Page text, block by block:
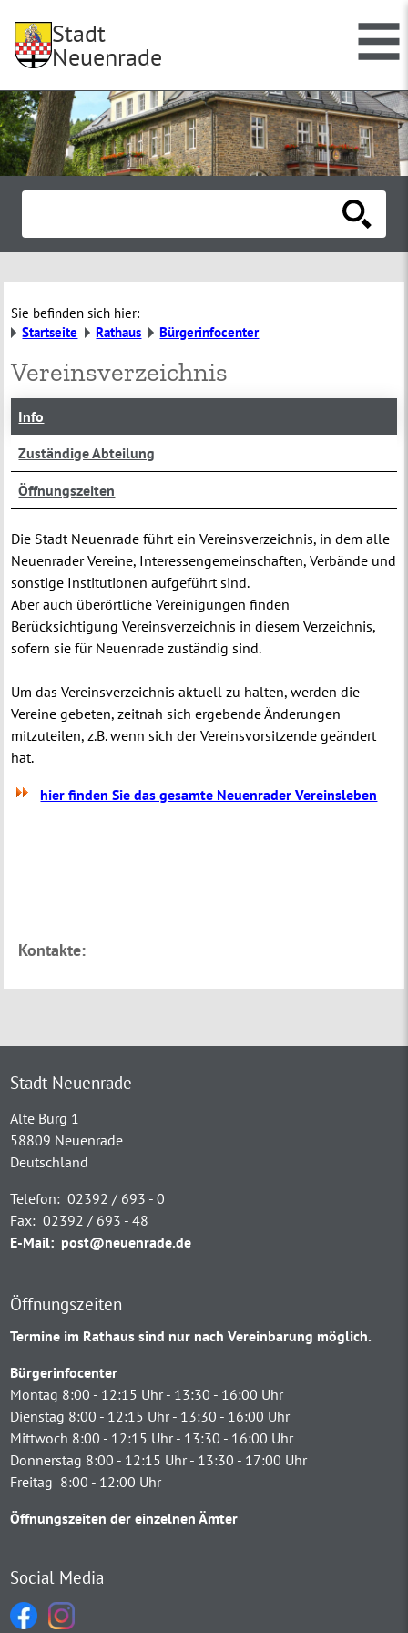
Stadt
Neuenrade
Sie befinden sich hier:
Startseite
Rathaus Bürgerinfocenter
Vereinsverzeichnis
Info
Zuständige Abteilung
Öffnungszeiten
Die Stadt Neuenrade führt ein Vereinsverzeichnis, in dem alle
Neuenrader Vereine, Interessengemeinschaften, Verbände und
sonstige Institutionen aufgeführt sind.
Aber auch überörtliche Vereinigungen finden
Berücksichtigung Vereinsverzeichnis in diesem Verzeichnis,
sofern sie für Neuenrade zuständig sind.
Um das Vereinsverzeichnis aktuell zu halten, werden die
Vereine gebeten, zeitnah sich ergebende Änderungen
mitzuteilen, z.B. wenn sich der Vereinsvorsitzende geändert
hat.
hier finden Sie das gesamte Neuenrader Vereinsleben
Kontakte:
Stadt Neuenrade
Alte Burg 1
58809 Neuenrade
Deutschland
Telefon: 02392 / 693 - 0
Fax: 02392 / 693 - 48
E-Mail: post@neuenrade.de
Öffnungszeiten
Termine im Rathaus sind nur nach Vereinbarung möglich.
Bürgerinfocenter
Montag 8:00 - 12:15 Uhr - 13:30 - 16:00 Uhr
Dienstag 8:00 - 12:15 Uhr - 13:30 - 16:00 Uhr
Mittwoch 8:00 - 12:15 Uhr - 13:30 - 16:00 Uhr
Donnerstag 8:00 - 12:15 Uhr - 13:30 - 17:00 Uhr
Freitag 8:00 - 12:00 Uhr
Öffnungszeiten der einzelnen Ämter
Social Media